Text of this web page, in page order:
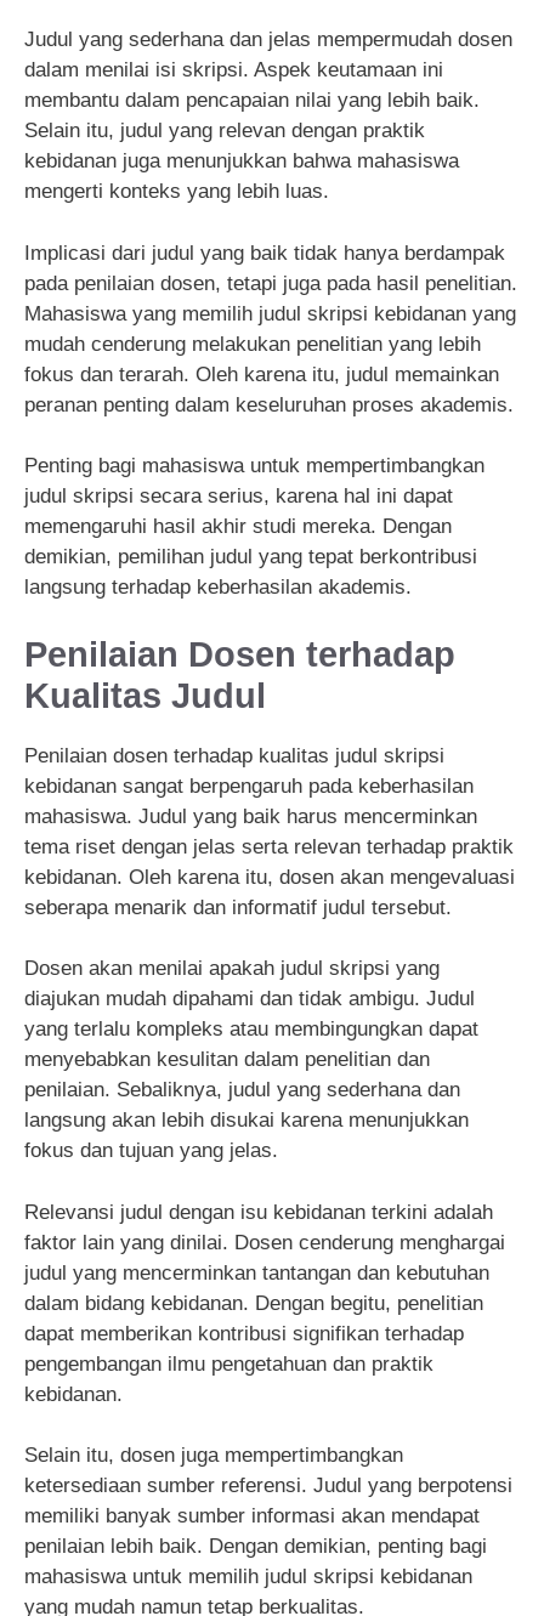
Judul yang sederhana dan jelas mempermudah dosen
dalam menilai isi skripsi. Aspek keutamaan ini
membantu dalam pencapaian nilai yang lebih baik.
Selain itu, judul yang relevan dengan praktik
kebidanan juga menunjukkan bahwa mahasiswa
mengerti konteks yang lebih luas.
Implicasi dari judul yang baik tidak hanya berdampak
pada penilaian dosen, tetapi juga pada hasil penelitian.
Mahasiswa yang memilih judul skripsi kebidanan yang
mudah cenderung melakukan penelitian yang lebih
fokus dan terarah. Oleh karena itu, judul memainkan
peranan penting dalam keseluruhan proses akademis.
Penting bagi mahasiswa untuk mempertimbangkan
judul skripsi secara serius, karena hal ini dapat
memengaruhi hasil akhir studi mereka. Dengan
demikian, pemilihan judul yang tepat berkontribusi
langsung terhadap keberhasilan akademis.
Penilaian Dosen terhadap
Kualitas Judul
Penilaian dosen terhadap kualitas judul skripsi
kebidanan sangat berpengaruh pada keberhasilan
mahasiswa. Judul yang baik harus mencerminkan
tema riset dengan jelas serta relevan terhadap praktik
kebidanan. Oleh karena itu, dosen akan mengevaluasi
seberapa menarik dan informatif judul tersebut.
Dosen akan menilai apakah judul skripsi yang
diajukan mudah dipahami dan tidak ambigu. Judul
yang terlalu kompleks atau membingungkan dapat
menyebabkan kesulitan dalam penelitian dan
penilaian. Sebaliknya, judul yang sederhana dan
langsung akan lebih disukai karena menunjukkan
fokus dan tujuan yang jelas.
Relevansi judul dengan isu kebidanan terkini adalah
faktor lain yang dinilai. Dosen cenderung menghargai
judul yang mencerminkan tantangan dan kebutuhan
dalam bidang kebidanan. Dengan begitu, penelitian
dapat memberikan kontribusi signifikan terhadap
pengembangan ilmu pengetahuan dan praktik
kebidanan.
Selain itu, dosen juga mempertimbangkan
ketersediaan sumber referensi. Judul yang berpotensi
memiliki banyak sumber informasi akan mendapat
penilaian lebih baik. Dengan demikian, penting bagi
mahasiswa untuk memilih judul skripsi kebidanan
yang mudah namun tetap berkualitas.